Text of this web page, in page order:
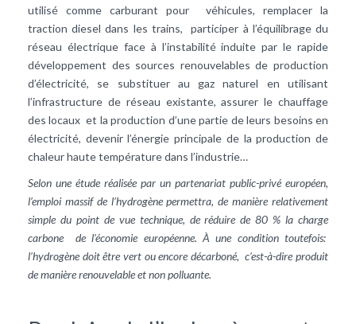
utilisé comme carburant pour véhicules, remplacer la
traction diesel dans les trains, participer à l’équilibrage du
réseau électrique face à l’instabilité induite par le rapide
développement des sources renouvelables de production
d’électricité, se substituer au gaz naturel en utilisant
l’infrastructure de réseau existante, assurer le chauffage
des locaux et la production d’une partie de leurs besoins en
électricité, devenir l’énergie principale de la production de
chaleur haute température dans l’industrie…
Selon une étude réalisée par un partenariat public-privé européen,
l’emploi massif de l’hydrogène permettra, de manière relativement
simple du point de vue technique, de réduire de 80 % la charge
carbone de l’économie européenne. À une condition toutefois:
l’hydrogène doit être vert ou encore décarboné, c’est-à-dire produit
de manière renouvelable et non polluante.